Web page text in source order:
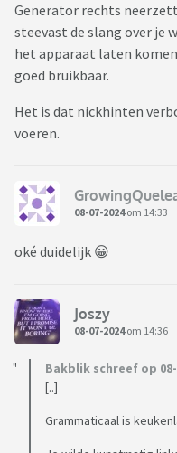
Generator rechts
steevast de slang over je
het apparaat laten
goed bruikbaar.
Het is dat nickhinten
voeren.
08-07-2024om 14:33
oké duidelijk 😀
Joszy
08-07-2024om 14:36
Bakblik schreef op 08-
[..]
Grammaticaal is